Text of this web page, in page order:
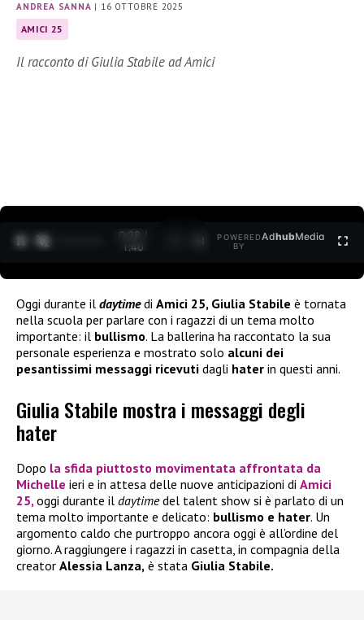
ANDREA SANNA | 16 OTTOBRE 2025
AMICI 25
Il racconto di Giulia Stabile ad Amici
0:29 /
1:40
POWERED
BY
AdhubMedia
Oggi durante il daytimedi Amici 25, Giulia Stabile è tornata
nella scuola per parlare con i ragazzi di un tema molto
importante: il bullismo. La ballerina ha raccontato la sua
personale esperienza e mostrato solo alcuni dei
pesantissimi messaggi ricevuti dagli hater in questi anni.
Giulia Stabile mostra i messaggi degli
hater
Dopo la sfida piuttosto movimentata affrontata da
Michelle ieri e in attesa delle nuove anticipazioni di Amici
25,oggi durante il daytimedel talent show si è parlato di un
tema molto importante e delicato: bullismo e hater. Un
argomento caldo che purtroppo ancora oggi è all’ordine del
giorno. A raggiungere i ragazzi in casetta, in compagnia della
creator Alessia Lanza, è stata Giulia Stabile.